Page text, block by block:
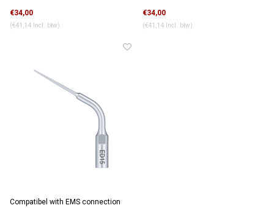
€34,00
(€41,14 Incl. btw)
€34,00
(€41,14 Incl. btw)
Compatibel with EMS connection